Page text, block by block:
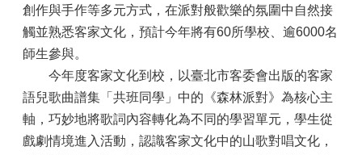
創作與手作等多元方式，在派對般歡樂的氛圍中自然接
觸並熟悉客家文化，預計今年將有60所學校、逾6000名
師生參與。
今年度客家文化到校，以臺北市客委會出版的客家
語兒歌曲譜集「共班同學」中的《森林派對》為核心主
軸，巧妙地將歌詞內容轉化為不同的學習單元，學生從
戲劇情境進入活動，認識客家文化中的山歌對唱文化，